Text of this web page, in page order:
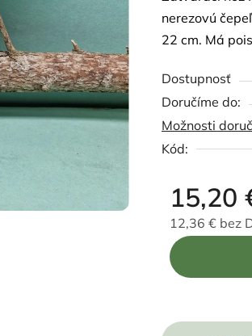
5,0
z
hviezdičiek.
nerezovú
22 cm. Má
Dostupnosť
Možnosti
Kód:
15,20
12,36 € bez
Jednotková